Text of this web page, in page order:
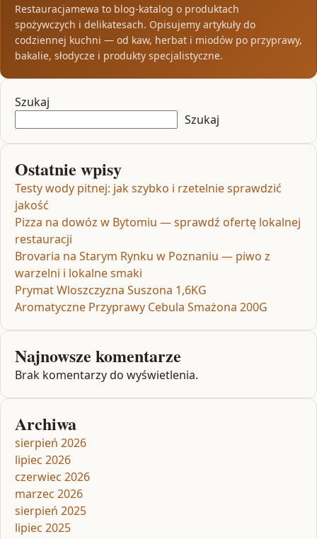
Restauracjamewa to blog-katalog o produktach
spożywczych i delikatesach. Opisujemy artykuły do
codziennej kuchni — od kaw, herbat i miodów po przyprawy,
bakalie, słodycze i produkty specjalistyczne.
Szukaj
Szukaj
Ostatnie wpisy
Testy wody pitnej: jak szybko i rzetelnie sprawdzić
jakość
Pizza na dowóz w Bytomiu — sprawdź ofertę lokalnej
restauracji
Brovaria na Starym Rynku w Poznaniu — piwo z
warzelni i lokalne smaki
Prymat Wloszczyzna Suszona 1,6KG
Aromatyczne Przyprawy Cebula Smażona 200G
Najnowsze komentarze
Brak komentarzy do wyświetlenia.
Archiwa
sierpień 2026
lipiec 2026
czerwiec 2026
marzec 2026
sierpień 2025
lipiec 2025